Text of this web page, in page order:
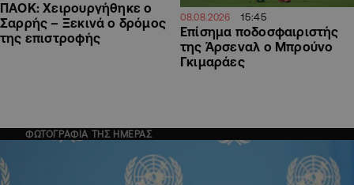
ΠΑΟΚ: Χειρουργήθηκε ο
Σαρρής – Ξεκινά ο δρόμος
της επιστροφής
08.08.2026 15:45
Επίσημα ποδοσφαιριστής
της Άρσεναλ ο Μπρούνο
Γκιμαράες
ΦΩΤΟΓΡΑΦΙΑ ΤΗΣ ΗΜΕΡΑΣ